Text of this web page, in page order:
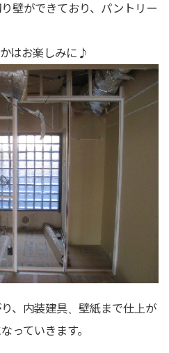
壁ができており、パントリー
はお楽しみに♪
、内装建具、壁紙まで仕上が
っていきます。